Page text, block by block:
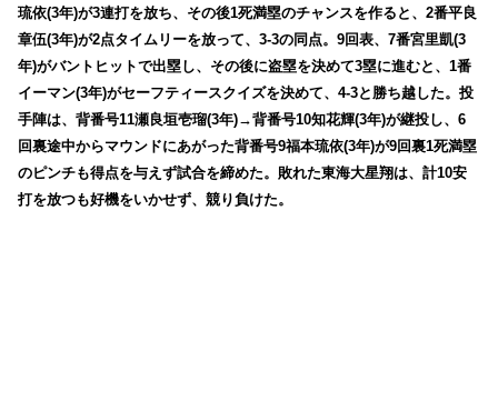
琉依(3年)が3連打を放ち、その後1死満塁のチャンスを作ると、2番平良
章伍(3年)が2点タイムリーを放って、3-3の同点。9回表、7番宮里凱(3
年)がバントヒットで出塁し、その後に盗塁を決めて3塁に進むと、1番
イーマン(3年)がセーフティースクイズを決めて、4-3と勝ち越した。投
手陣は、背番号11瀬良垣壱瑠(3年)→背番号10知花輝(3年)が継投し、6
回裏途中からマウンドにあがった背番号9福本琉依(3年)が9回裏1死満塁
のピンチも得点を与えず試合を締めた。敗れた東海大星翔は、計10安
打を放つも好機をいかせず、競り負けた。